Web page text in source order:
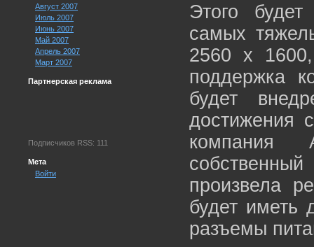
Август 2007
Июль 2007
Июнь 2007
Май 2007
Апрель 2007
Март 2007
Партнерская реклама
Подписчиков RSS: 111
Мета
Войти
Этого
самых
2560 x
поддержка
будет
достижения
компания
произвела
будет иметь
разъемы